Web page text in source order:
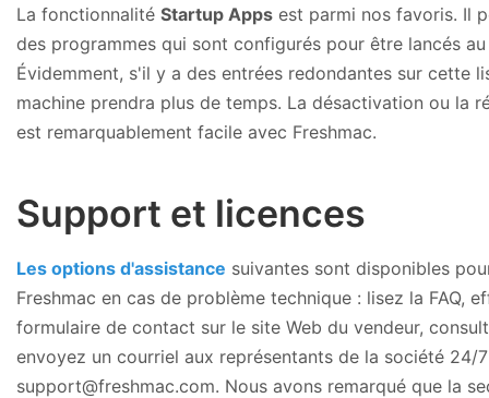
La fonctionnalité Startup Apps est parmi nos favoris. Il
des programmes qui sont configurés pour être lancés
Évidemment, s'il y a des entrées redondantes sur cette
machine prendra plus de temps. La désactivation ou la
est remarquablement facile avec Freshmac.
Support et licences
Les options d'assistance suivantes sont disponibles
Freshmac en cas de problème technique : lisez la FAQ,
formulaire de contact sur le site Web du vendeur,
envoyez un courriel aux représentants de la société 24/
support@freshmac.com. Nous avons remarqué que la